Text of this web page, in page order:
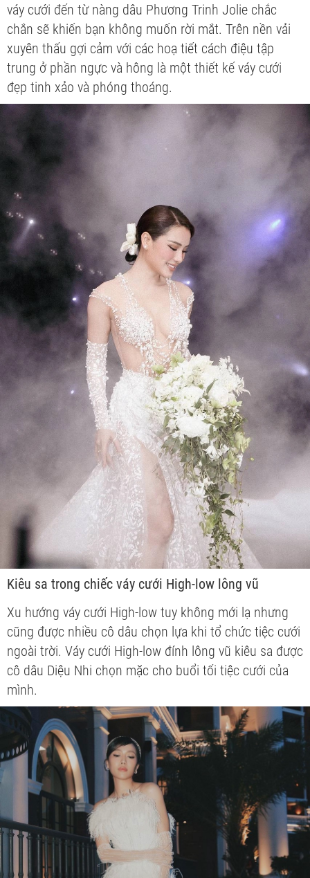
váy cưới đến từ nàng dâu Phương Trinh Jolie chắc
chắn sẽ khiến bạn không muốn rời mắt. Trên nền vải
xuyên thấu gợi cảm với các hoạ tiết cách điệu tập
trung ở phần ngực và hông là một thiết kế váy cưới
đẹp tinh xảo và phóng thoáng.
Kiêu sa trong chiếc váy cưới High-low lông vũ
Xu hướng váy cưới High-low tuy không mới lạ nhưng
cũng được nhiều cô dâu chọn lựa khi tổ chức tiệc cưới
ngoài trời. Váy cưới High-low đính lông vũ kiêu sa được
cô dâu Diệu Nhi chọn mặc cho buổi tối tiệc cưới của
mình.